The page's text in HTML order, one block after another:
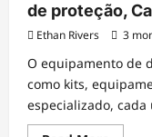
de proteção,
Ethan Rivers 3
O equipamento de
como kits,
especializado, cada